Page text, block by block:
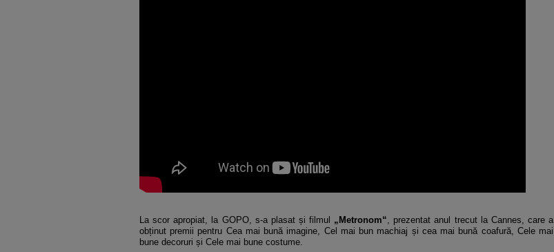
La scor apropiat, la GOPO, s-a plasat și filmul „Metronom“, prezentat anul trecut la Cannes, care a
obținut premii pentru Cea mai bună imagine, Cel mai bun machiaj și cea mai bună coafură, Cele mai
bune decoruri și Cele mai bune costume.